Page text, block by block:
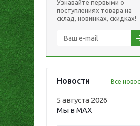
Узнавайте первыми о
поступлениях товара на
склад, новинках, скидках!
Новости Все
5 августа 2026
Мы в MAX